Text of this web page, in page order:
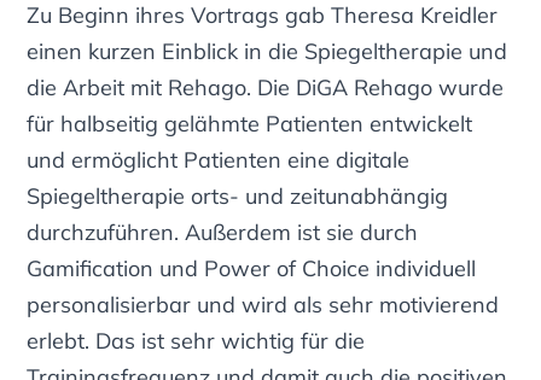
Zu Beginn ihres Vortrags gab Theresa Kreidler
einen kurzen Einblick in die Spiegeltherapie und
die Arbeit mit Rehago. Die DiGA Rehago wurde
für halbseitig gelähmte Patienten entwickelt
und ermöglicht Patienten eine digitale
Spiegeltherapie orts- und zeitunabhängig
durchzuführen. Außerdem ist sie durch
Gamification und Power of Choice individuell
personalisierbar und wird als sehr motivierend
erlebt. Das ist sehr wichtig für die